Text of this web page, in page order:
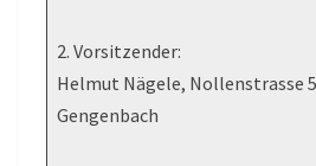
2. Vorsitzender:
Helmut Nägele, Nollenstrasse
Gengenbach